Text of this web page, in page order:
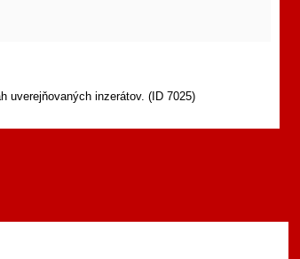
uverejňovaných inzerátov. (ID 7025)